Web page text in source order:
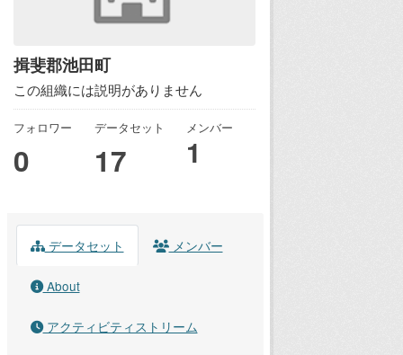
揖斐郡池田町
この組織には説明がありません
フォロワー
0
データセット
17
メンバー
1
データセット メンバー
About
アクティビティストリーム